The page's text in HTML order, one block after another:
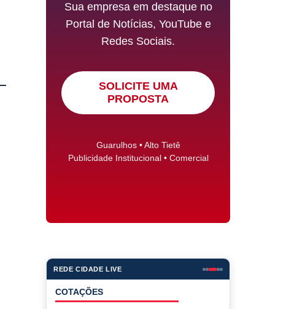
Sua empresa em destaque no
Portal de Notícias, YouTube e
Redes Sociais.
SOLICITE UMA
PROPOSTA
Guarulhos • Alto Tietê
Publicidade Institucional • Comercial
REDE CIDADE LIVE
COTAÇÕES